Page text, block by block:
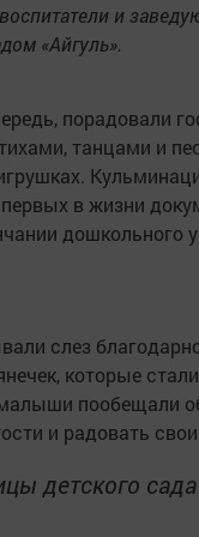
и
«Айгуль».
порадовали
танцами и
в жизни
дошкольного
слез
которые
пообещали
и радовать
детского сада